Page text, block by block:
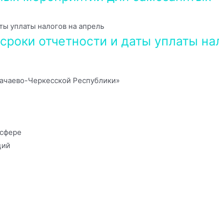
отчетности и даты уплаты
Черкесской Республики»